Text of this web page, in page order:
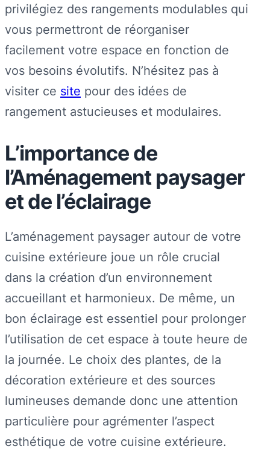
privilégiez des rangements modulables qui
vous permettront de réorganiser
facilement votre espace en fonction de
vos besoins évolutifs. N’hésitez pas à
visiter ce site pour des idées de
rangement astucieuses et modulaires.
L’importance de
l’Aménagement paysager
et de l’éclairage
L’aménagement paysager autour de votre
cuisine extérieure joue un rôle crucial
dans la création d’un environnement
accueillant et harmonieux. De même, un
bon éclairage est essentiel pour prolonger
l’utilisation de cet espace à toute heure de
la journée. Le choix des plantes, de la
décoration extérieure et des sources
lumineuses demande donc une attention
particulière pour agrémenter l’aspect
esthétique de votre cuisine extérieure.